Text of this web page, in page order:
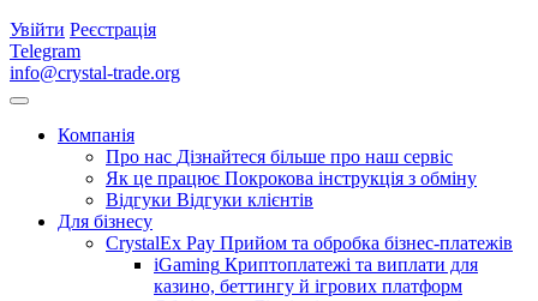
Увійти Реєстрація
Telegram
info@crystal-trade.org
Компанія
Про нас Дізнайтеся більше про наш сервіс
Як це працює Покрокова інструкція з обміну
Відгуки Відгуки клієнтів
Для бізнесу
CrystalEx Pay Прийом та обробка бізнес-платежів
iGaming Криптоплатежі та виплати для
казино, беттингу й ігрових платформ